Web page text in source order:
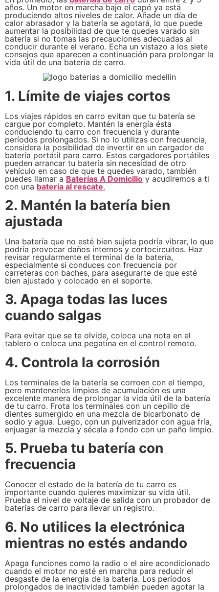
años. Un motor en marcha bajo el capó ya está
produciendo altos niveles de calor. Añade un día de
calor abrasador y la batería se agotará, lo que puede
aumentar la posibilidad de que te quedes varado sin
batería si no tomas las precauciones adecuadas al
conducir durante el verano. Echa un vistazo a los siete
consejos que aparecen a continuación para prolongar la
vida útil de una batería de carro.
1. Límite de viajes cortos
Los viajes rápidos en carro evitan que tu batería se
cargue por completo. Mantén la energía ésta
conduciendo tu carro con frecuencia y durante
períodos prolongados. Si no lo utilizas con frecuencia,
considera la posibilidad de invertir en un cargador de
batería portátil para carro. Estos cargadores portátiles
pueden arrancar tu batería sin necesidad de otro
vehículo en caso de que te quedes varado, también
puedes llamar a Baterías A Domicilio y acudiremos a ti
con una batería al rescate.
2. Mantén la batería bien
ajustada
Una batería que no esté bien sujeta podría vibrar, lo que
podría provocar daños internos y cortocircuitos. Haz
revisar regularmente el terminal de la batería,
especialmente si conduces con frecuencia por
carreteras con baches, para asegurarte de que esté
bien ajustado y colocado en el soporte.
3. Apaga todas las luces
cuando salgas
Para evitar que se te olvide, coloca una nota en el
tablero o coloca una pegatina en el control remoto.
4. Controla la corrosión
Los terminales de la batería se corroen con el tiempo,
pero mantenerlos limpios de acumulación es una
excelente manera de prolongar la vida útil de la batería
de tu carro. Frota los terminales con un cepillo de
dientes sumergido en una mezcla de bicarbonato de
sodio y agua. Luego, con un pulverizador con agua fría,
enjuagar la mezcla y sécala a fondo con un paño limpio.
5. Prueba tu batería con
frecuencia
Conocer el estado de la batería de tu carro es
importante cuando quieres maximizar su vida útil.
Prueba el nivel de voltaje de salida con un probador de
baterías de carro para llevar un registro.
6. No utilices la electrónica
mientras no estés andando
Apaga funciones como la radio o el aire acondicionado
cuando el motor no esté en marcha para reducir el
desgaste de la energía de la batería. Los períodos
prolongados de inactividad también pueden agotar la